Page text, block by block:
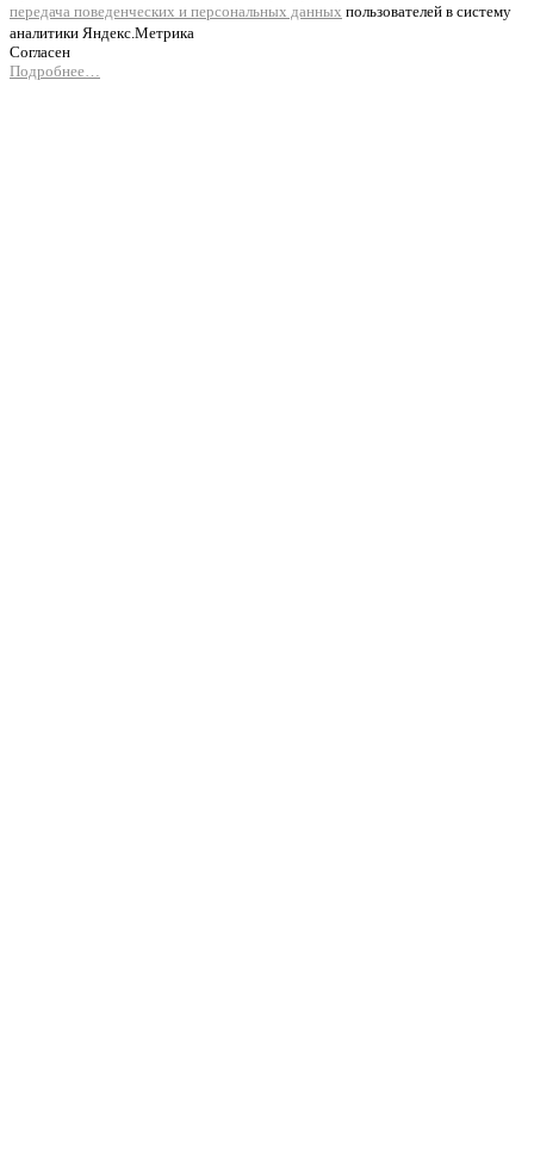
передача поведенческих и персональных данных пользователей в систему
аналитики Яндекс.Метрика
Согласен
Подробнее…